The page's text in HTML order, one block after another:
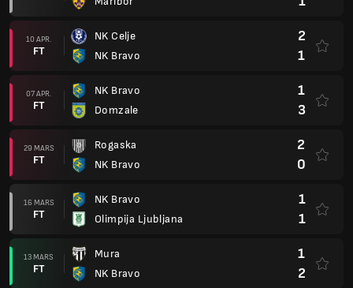
10 APR.
FT
NK Celje
NK Bravo
2
1
07 APR.
FT
NK Bravo
Domzale
1
3
29 MARS
FT
Rogaska
NK Bravo
2
0
16 MARS
FT
NK Bravo
Olimpija Ljubljana
1
1
13 MARS
FT
Mura
NK Bravo
1
2